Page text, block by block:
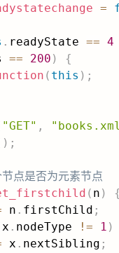
=
. readyState == 4
== 200 )
{
( this ) ;
"GET" ,
) ;
点是否为元素节点
( n )
{
n . firstChild ;
x . nodeType != 1 )
x . nextSibling ;